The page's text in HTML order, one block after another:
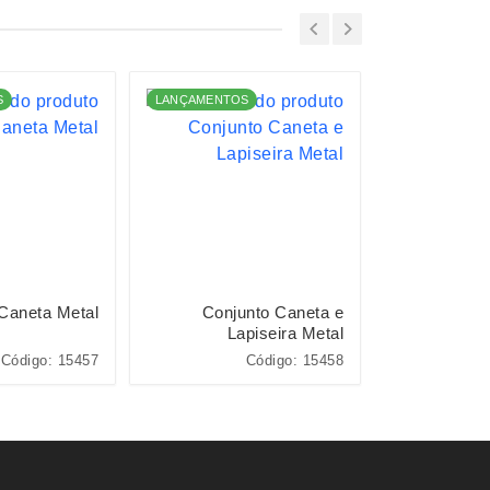
Metal
Código: 15457
LANÇAMENTOS
Conjunto Caneta e
Lapiseira Metal
Código: 15458